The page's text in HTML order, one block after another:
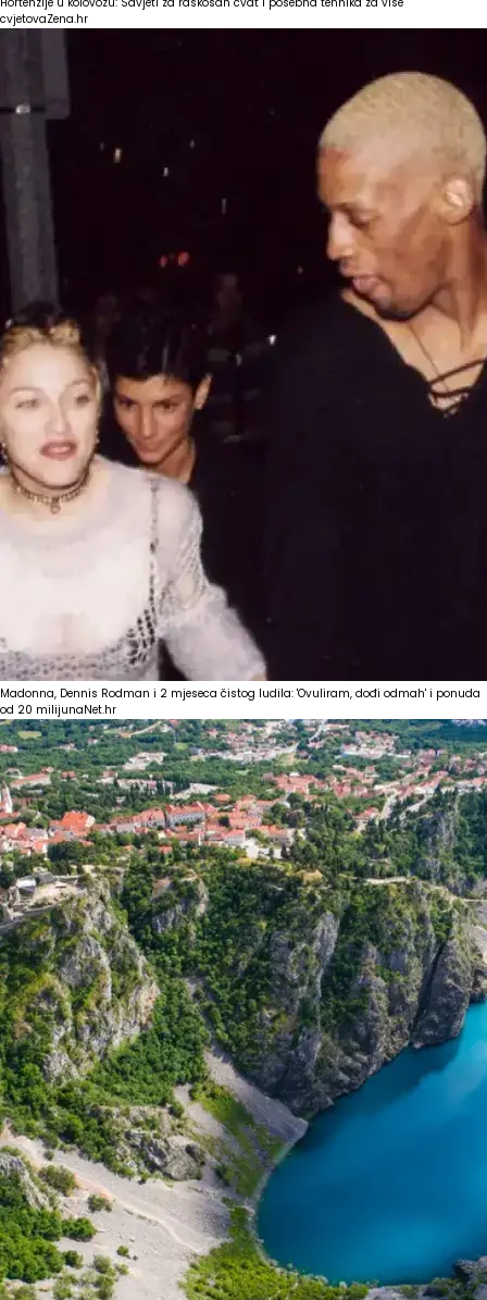
Hortenzije u kolovozu: Savjeti za raskošan cvat i posebna tehnika za više
cvjetovaZena.hr
Madonna, Dennis Rodman i 2 mjeseca čistog ludila: 'Ovuliram, dođi odmah' i ponuda
od 20 milijunaNet.hr